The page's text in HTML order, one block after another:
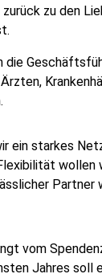
zu den
die
ein starkes
wollen
Partner
vom
Jahres soll